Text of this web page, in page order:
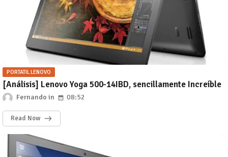
PORTATIL LENOVO
[Análisis] Lenovo Yoga 500-14IBD, sencillamente Increíble
Fernando 08:52
Read Now